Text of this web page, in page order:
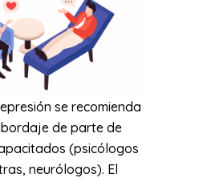
se recomienda
de parte de
(psicólogos
neurólogos). El